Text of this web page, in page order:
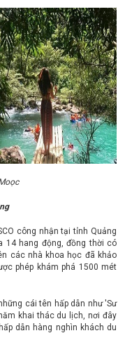
công nhận tại tỉnh Quảng
14 hang động, đồng thời có
các nhà khoa học đã khảo
phép khám phá 1500 mét
cái tên hấp dẫn như 'Sư
khai thác du lịch, nơi đây
dẫn hàng nghìn khách du